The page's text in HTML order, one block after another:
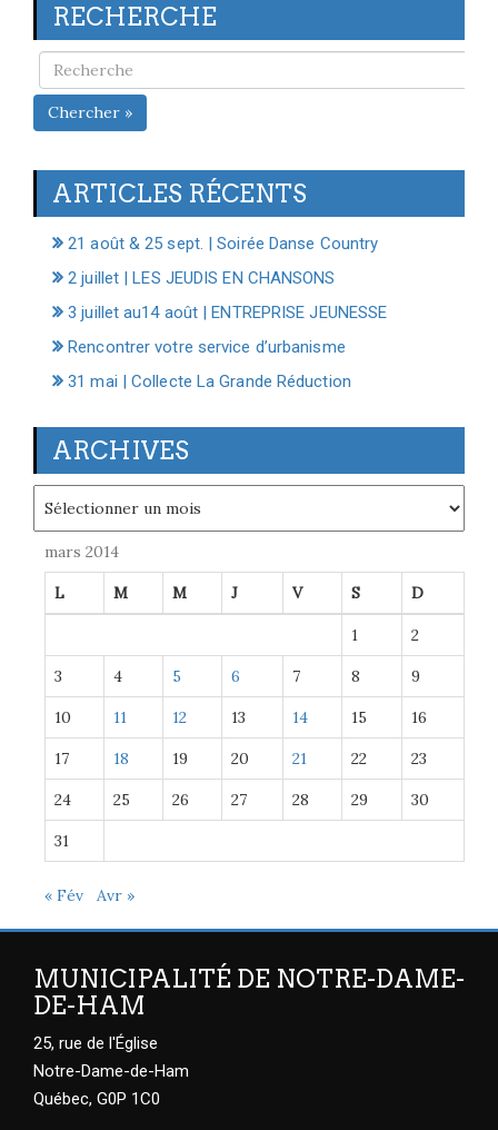
RECHERCHE
Chercher »
ARTICLES RÉCENTS
21 août & 25 sept. | Soirée Danse Country
2 juillet | LES JEUDIS EN CHANSONS
3 juillet au14 août | ENTREPRISE JEUNESSE
Rencontrer votre service d’urbanisme
31 mai | Collecte La Grande Réduction
ARCHIVES
mars 2014
L M M J V S D
1 2
3 4 5 6 7 8 9
10 11 12 13 14 15 16
17 18 19 20 21 22 23
24 25 26 27 28 29 30
31
« Fév Avr »
MUNICIPALITÉ DE NOTRE-DAME-
DE-HAM
25, rue de l'Église
Notre-Dame-de-Ham
Québec, G0P 1C0